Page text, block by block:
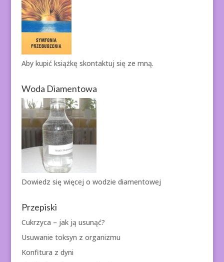
Aby kupić książkę skontaktuj się ze mną.
Woda Diamentowa
Dowiedz się więcej o wodzie diamentowej
Przepiski
Cukrzyca – jak ją usunąć?
Usuwanie toksyn z organizmu
Konfitura z dyni